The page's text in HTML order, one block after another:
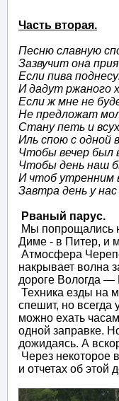
Часть вторая.
Песню славную
Зазвучит она
Если пива
И дадут ржаного
Если ж мне не
Не предложат
Стану петь и
Иль спою с одной
Чтобы вечер был
Чтобы день наш
И чтоб утренним
Завтра день у нас
Рваный парус.
Мы попрощались
Диме - в Питер, и
Атмосфера
накрывает волна
дороге Вологда —
Техника езды на
спешит, но
можно ехать
одной заправке.
дожидаясь. А
Через некоторое
и отчетах об этой